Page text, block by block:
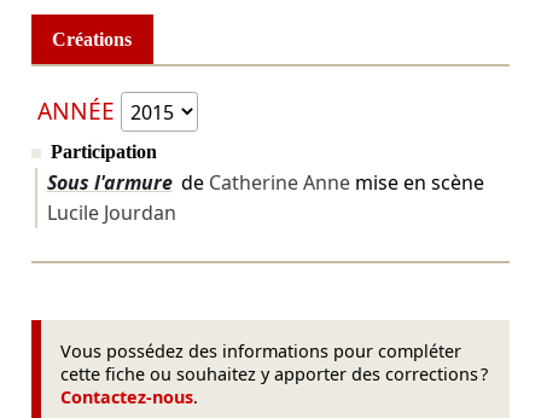
Créations
ANNÉE
Participation
Sous l'armurede Catherine Annemise en scène
Lucile Jourdan
Vous possédez des informations pour compléter
cette fiche ou souhaitez y apporter des corrections ?
Contactez-nous.